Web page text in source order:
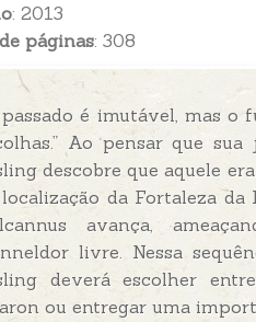
: 2013
de páginas: 308
passado é imutável, mas o
Ao pensar que
descobre que aquele
da Fortaleza da
avança,
livre. Nessa
deverá escolher
ou entregar uma